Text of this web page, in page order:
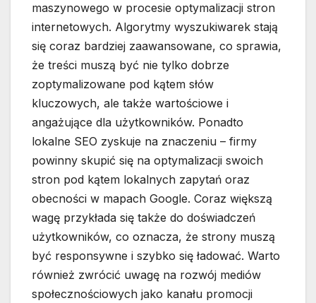
maszynowego w procesie optymalizacji stron
internetowych. Algorytmy wyszukiwarek stają
się coraz bardziej zaawansowane, co sprawia,
że treści muszą być nie tylko dobrze
zoptymalizowane pod kątem słów
kluczowych, ale także wartościowe i
angażujące dla użytkowników. Ponadto
lokalne SEO zyskuje na znaczeniu – firmy
powinny skupić się na optymalizacji swoich
stron pod kątem lokalnych zapytań oraz
obecności w mapach Google. Coraz większą
wagę przykłada się także do doświadczeń
użytkowników, co oznacza, że strony muszą
być responsywne i szybko się ładować. Warto
również zwrócić uwagę na rozwój mediów
społecznościowych jako kanału promocji